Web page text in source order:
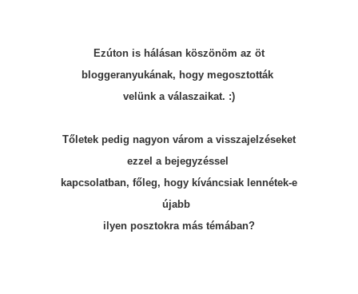
Ezúton is hálásan köszönöm az öt
bloggeranyukának, hogy megosztották
velünk a válaszaikat. :)
Tőletek pedig nagyon várom a visszajelzéseket
ezzel a bejegyzéssel
kapcsolatban, főleg, hogy kíváncsiak lennétek-e
újabb
ilyen posztokra más témában?